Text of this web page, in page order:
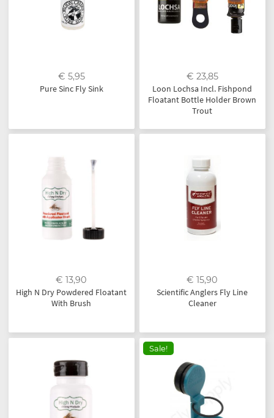
€ 5,95
Pure Sinc Fly Sink
€ 23,85
Loon Lochsa Incl. Fishpond
Floatant Bottle Holder Brown
Trout
€ 13,90
High N Dry Powdered Floatant
With Brush
€ 15,90
Scientific Anglers Fly Line
Cleaner
Sale!